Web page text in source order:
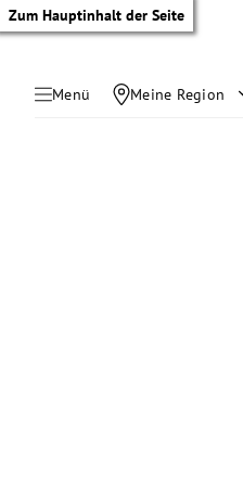
Zum Hauptinhalt der Seite
Menü Meine Region